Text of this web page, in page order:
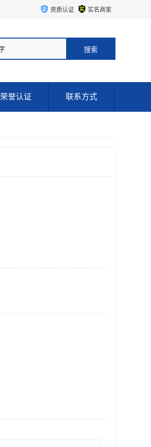
资质认证 实名商家
荣誉认证 联系方式